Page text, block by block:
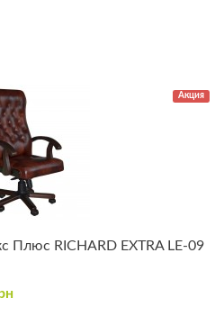
Акция
Плюс RICHARD EXTRA LE-09